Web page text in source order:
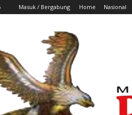
Masuk / Bergabung Home Nasional